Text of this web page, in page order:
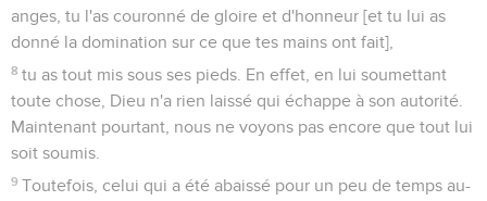
anges, tu l'as couronné de gloire et d'honneur [et tu lui as
donné la domination sur ce que tes mains ont fait],
8 tu as tout mis sous ses pieds. En effet, en lui soumettant
toute chose, Dieu n'a rien laissé qui échappe à son autorité.
Maintenant pourtant, nous ne voyons pas encore que tout lui
soit soumis.
9 Toutefois, celui qui a été abaissé pour un peu de temps au-